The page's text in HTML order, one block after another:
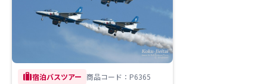
trip宿泊バスツアー 商品コード：P6365